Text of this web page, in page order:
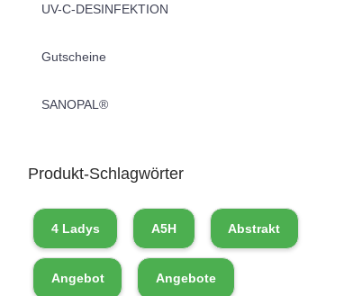
UV-C-DESINFEKTION
Gutscheine
SANOPAL®
Produkt-Schlagwörter
4 Ladys A5H Abstrakt
Angebot Angebote